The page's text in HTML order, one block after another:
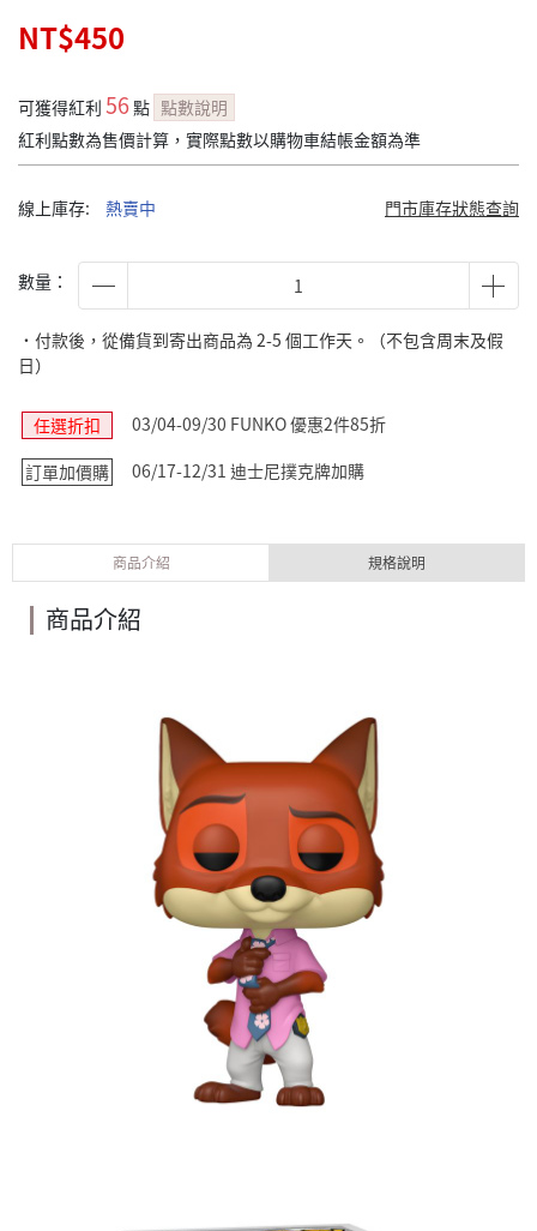
NT$450
可獲得紅利 56點 點數說明
紅利點數為售價計算，實際點數以購物車結帳金額為準
線上庫存: 熱賣中 門市庫存狀態查詢
數量：
˙付款後，從備貨到寄出商品為 2-5 個工作天。（不包含周末及假
日）
任選折扣
03/04-09/30 FUNKO 優惠2件85折
訂單加價購
06/17-12/31 迪士尼撲克牌加購
商品介紹 規格說明
商品介紹